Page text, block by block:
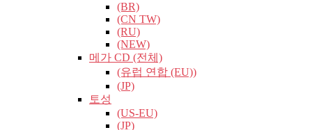
(BR)
(CN TW)
(RU)
(NEW)
메가 CD (전체)
(유럽​​ 연합 (EU))
(JP)
토성
(US-EU)
(JP)